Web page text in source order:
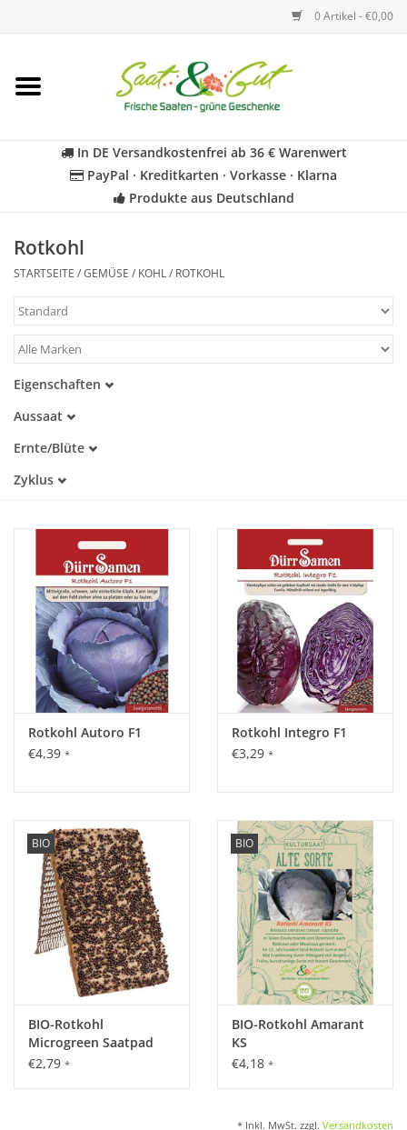
0 Artikel - €0,00
Startseite
Kräuter
Für Kinder
Geschenkideen
Katalog
In DE Versandkostenfrei ab 36 € Warenwert
PayPal · Kreditkarten · Vorkasse · Klarna
Produkte aus Deutschland
Rotkohl
STARTSEITE /GEMÜSE / KOHL/ ROTKOHL
Eigenschaften
Alte Sorte
Warmkeimer
Aussaat
Februar
März
Juni
Ernte/Blüte
Juli
September
Zyklus
Rotkohl Autoro F1
€4,39 *
Rotkohl Integro F1
€3,29 *
BIO
BIO-Rotkohl
Microgreen Saatpad
€2,79 *
BIO
BIO-Rotkohl Amarant
KS
€4,18 *
* Inkl. MwSt. zzgl. Versandkosten